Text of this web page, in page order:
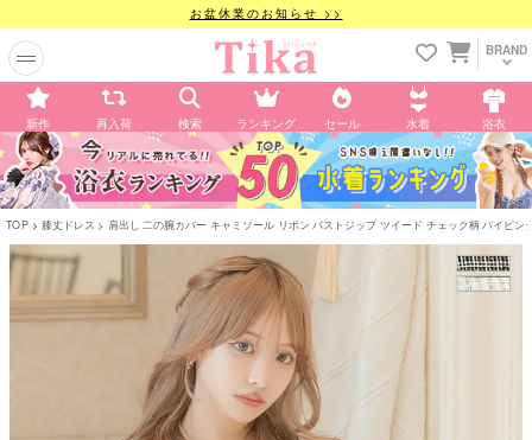
お盆休業のお知らせ >>
BRAND
新作 再入荷 検索 ランキング セール 水着 浴衣
TOP 膝丈ドレス 肩出し 二の腕カバー キャミソール リボン バストジップ ツイード チェック柄 パイピ